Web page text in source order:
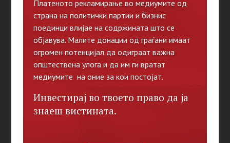
Платеното рекламирање во медиумите од
страна на политички партии и бизнис
поединци влијае на содржината што се
објавува. Малите донации од граѓани имаат
огромен потенцијал да одиграат важна
општествена улога и да им ги вратат
медиумите на оние за кои постојат.
Инвестирај во твоето право да ја
знаеш вистината.